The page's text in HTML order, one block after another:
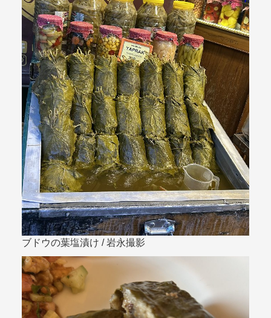
ブドウの葉塩漬け / 岩永撮影